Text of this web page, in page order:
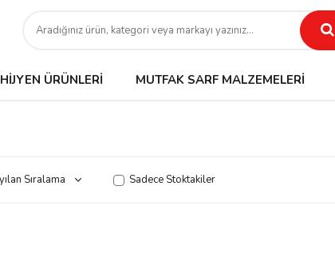
HIJYEN ÜRÜNLERI MUTFAK SARF MALZEMELERI
Sadece Stoktakiler